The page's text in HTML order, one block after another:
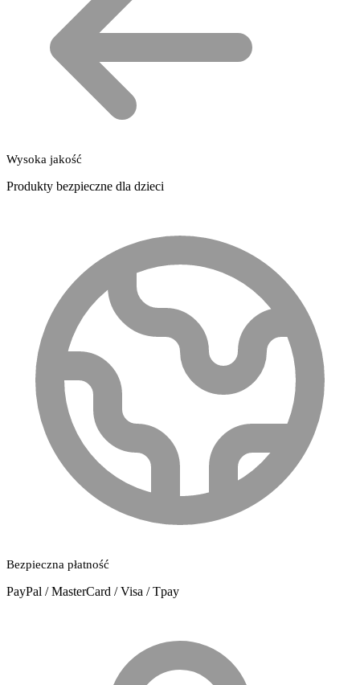
Wysoka jakość
Produkty bezpieczne dla dzieci
Bezpieczna płatność
PayPal / MasterCard / Visa / Tpay